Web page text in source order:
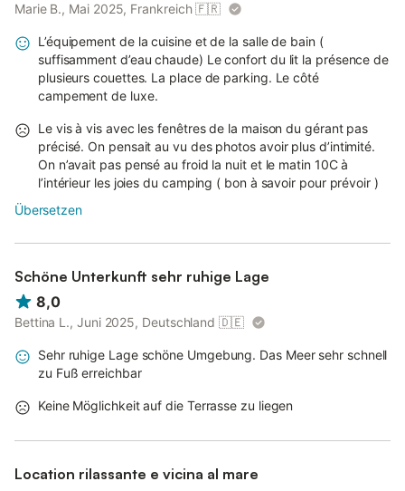
Marie B., Mai 2025, Frankreich 🇫🇷
L’équipement de la cuisine et de la salle de bain (
suffisamment d’eau chaude) Le confort du lit la présence de
plusieurs couettes. La place de parking. Le côté
campement de luxe.
Le vis à vis avec les fenêtres de la maison du gérant pas
précisé. On pensait au vu des photos avoir plus d’intimité.
On n’avait pas pensé au froid la nuit et le matin 10C à
l’intérieur les joies du camping ( bon à savoir pour prévoir )
Übersetzen
Schöne Unterkunft sehr ruhige Lage
8,0
Bettina L., Juni 2025, Deutschland 🇩🇪
Sehr ruhige Lage schöne Umgebung. Das Meer sehr schnell
zu Fuß erreichbar
Keine Möglichkeit auf die Terrasse zu liegen
Location rilassante e vicina al mare